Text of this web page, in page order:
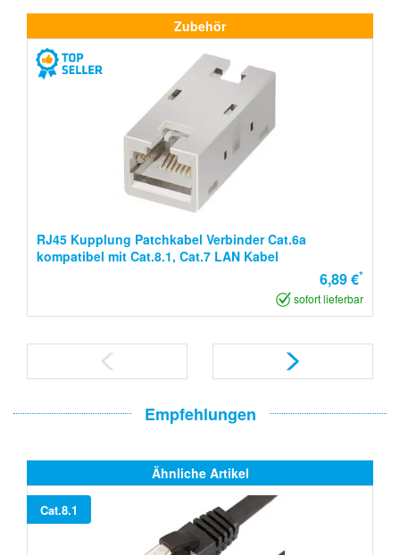
Zubehör
RJ45 Kupplung Patchkabel Verbinder Cat.6a
kompatibel mit Cat.8.1, Cat.7 LAN Kabel
6,89 €*
sofort lieferbar
Empfehlungen
Ähnliche Artikel
Cat.8.1